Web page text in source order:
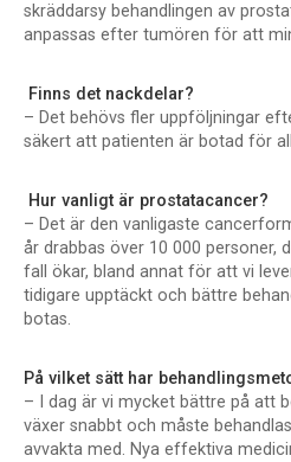
skräddarsy behandlingen av
anpassas efter tumören för att
Finns det nackdelar?
– Det behövs fler uppföljningar
säkert att patienten är botad för
Hur vanligt är prostatacancer?
– Det är den vanligaste
år drabbas över 10 000 personer,
fall ökar, bland annat för att vi
tidigare upptäckt och bättre
botas.
På vilket sätt har
– I dag är vi mycket bättre på att
växer snabbt och måste
avvakta med. Nya effektiva